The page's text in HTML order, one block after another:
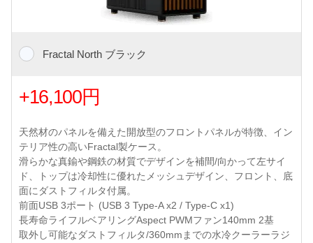
Fractal North ブラック
+16,100円
天然材のパネルを備えた開放型のフロントパネルが特徴、イン
テリア性の高いFractal製ケース。
滑らかな真鍮や鋼鉄の材質でデザインを補間/向かって左サイ
ド、トップは冷却性に優れたメッシュデザイン、フロント、底
面にダストフィルタ付属。
前面USB 3ポート (USB 3 Type-A x2 / Type-C x1)
長寿命ライフルベアリングAspect PWMファン140mm 2基
取外し可能なダストフィルタ/360mmまでの水冷クーラーラジ